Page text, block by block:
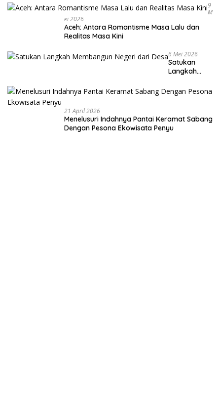
9
M
Ei 2026
Aceh: Antara Romantisme Masa Lalu dan
Realitas Masa Kini
6 Mei 2026
Satukan
Langkah
Negeri dari
Desa
21 April 2026
Menelusuri Indahnya Pantai Keramat Sabang
Dengan Pesona Ekowisata Penyu